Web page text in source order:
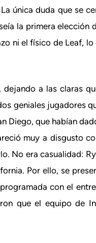
única duda que se
la primera elección
ni el físico de Leaf,
a las claras
geniales jugadores
Diego, que habían
muy a disgusto
No era casualidad:
Por ello, se
con el
que el equipo de